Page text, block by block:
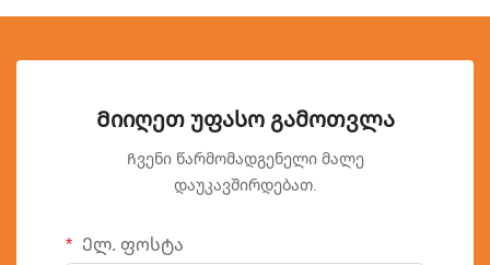
Მიიღეთ უფასო გამოთვლა
Ჩვენი წარმომადგენელი მალე
დაუკავშირდებათ.
Ელ. ფოსტა